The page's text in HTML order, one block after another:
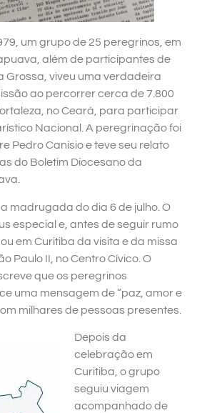
um grupo de 25 peregrinos, em
além de participantes de
Grossa, viveu uma verdadeira
ao percorrer cerca de 7.800
no Ceará, para participar
Nacional. A peregrinação foi
Pedro Canísio e teve seu relato
do Boletim Diocesano da
madrugada do dia 6 de julho. O
especial e, antes de seguir rumo
em Curitiba da visita e da missa
Paulo II, no Centro Cívico. O
que os peregrinos
uma mensagem de “paz, amor e
milhares de pessoas presentes.
Depois da
celebração em
Curitiba, o grupo
seguiu viagem
acompanhado de